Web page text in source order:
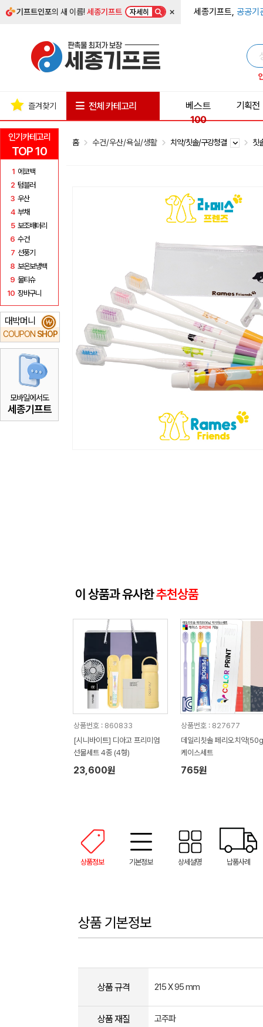
기프트인포의 새 이름!세종기프트 자세히 × 세종기프트, 공공기
인기카테고리
TOP 10
1 에코백
2 텀블러
3 우산
4 부채
5 보조배터리
6 수건
7 선풍기
8 보온보냉백
9 물티슈
10 장바구니
대박머니
COUPON SHOP
₩
모바일에서도
세종기프트
즐겨찾기 전체 카테고리
베스트
100
기획전
홈 수건/우산/욕실/생활 치약/칫솔/구강청결 칫
이 상품과 유사한추천상품
상품번호 : 860833
[시니바이트] 디아고 프리미엄
선물세트 4종 (4형)
23,600원
상품번호 : 827677
데일리칫솔 페리오치약
케이스세트
765원
상품정보 기본정보 상세설명 납품사례
상품 기본정보
상품 규격 215 X 95 mm
상품 재질 고주파